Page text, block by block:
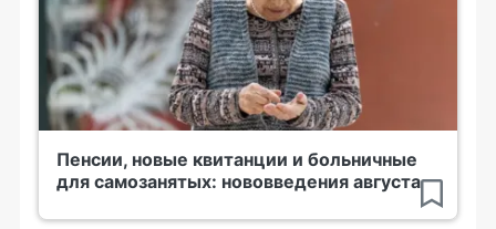
Пенсии, новые квитанции и больничные
для самозанятых: нововведения августа